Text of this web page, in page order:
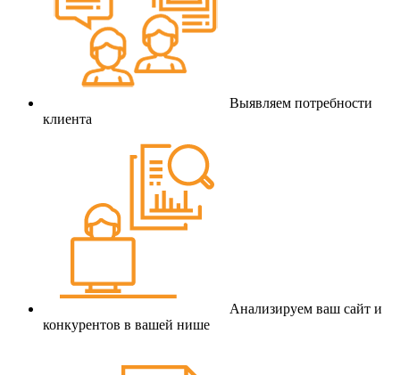
Выявляем потребности
клиента
Анализируем ваш сайт и
конкурентов в вашей нише